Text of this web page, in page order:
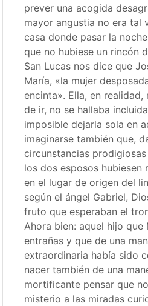
prever una acogida
mayor angustia no era tal
casa donde pasar la
que no hubiese un rincón
San Lucas nos dice que
María, «la mujer
encinta». Ella, en
de ir, no se hallaba
imposible dejarla sola en
imaginarse también que,
circunstancias
los dos esposos hubiesen
en el lugar de origen del
según el ángel Gabriel,
fruto que esperaban el
Ahora bien: aquel hijo que
entrañas y que de una
extraordinaria había sido
nacer también de una
mortificante pensar que
misterio a las miradas